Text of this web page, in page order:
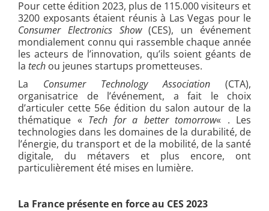
Pour cette édition 2023, plus de 115.000 visiteurs et
3200 exposants étaient réunis à Las Vegas pour le
Consumer Electronics Show(CES), un événement
mondialement connu qui rassemble chaque année
les acteurs de l’innovation, qu’ils soient géants de
la tech ou jeunes startups prometteuses.
La Consumer Technology Association (CTA),
organisatrice de l’événement, a fait le choix
d’articuler cette 56e édition du salon autour de la
thématique « Tech for a better tomorrow« . Les
technologies dans les domaines de la durabilité, de
l’énergie, du transport et de la mobilité, de la santé
digitale, du métavers et plus encore, ont
particulièrement été mises en lumière.
La France présente en force au CES 2023